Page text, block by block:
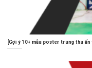
[Gợi ý 10+ mẫu poster trung thu ấn